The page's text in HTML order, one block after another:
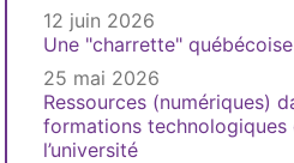
12 juin 2026
Une "charrette" québécoise
25 mai 2026
Ressources (numériques)
formations technologiques
l’université